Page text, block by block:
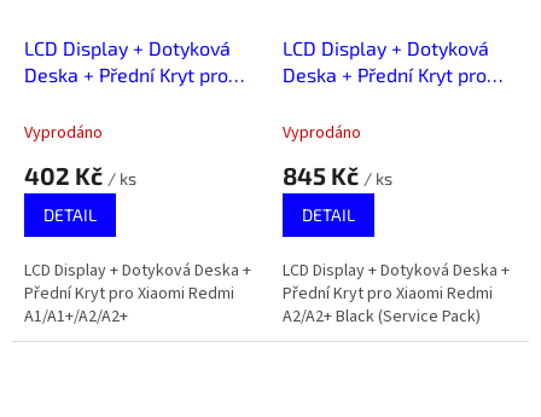
LCD Display + Dotyková
Deska + Přední Kryt pro
A1/A1+/A2/A2+
Vyprodáno
402 Kč / ks
DETAIL
LCD Display + Dotyková Deska +
Přední Kryt pro Xiaomi Redmi
A1/A1+/A2/A2+
LCD Display + Dotyková
Deska + Přední Kryt pro
Black (Service Pack)
Vyprodáno
845 Kč / ks
DETAIL
LCD Display + Dotyková Deska +
Přední Kryt pro Xiaomi Redmi
A2/A2+ Black (Service Pack)